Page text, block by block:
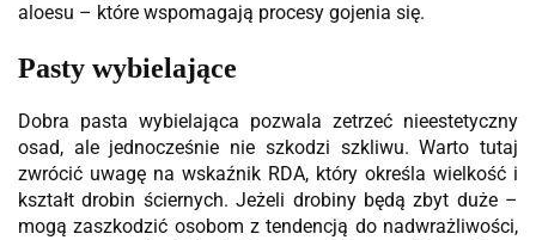
aloesu – które wspomagają procesy gojenia się.
Pasty wybielające
Dobra pasta wybielająca pozwala zetrzeć nieestetyczny
osad, ale jednocześnie nie szkodzi szkliwu. Warto tutaj
zwrócić uwagę na wskaźnik RDA, który określa wielkość i
kształt drobin ściernych. Jeżeli drobiny będą zbyt duże –
mogą zaszkodzić osobom z tendencją do nadwrażliwości,